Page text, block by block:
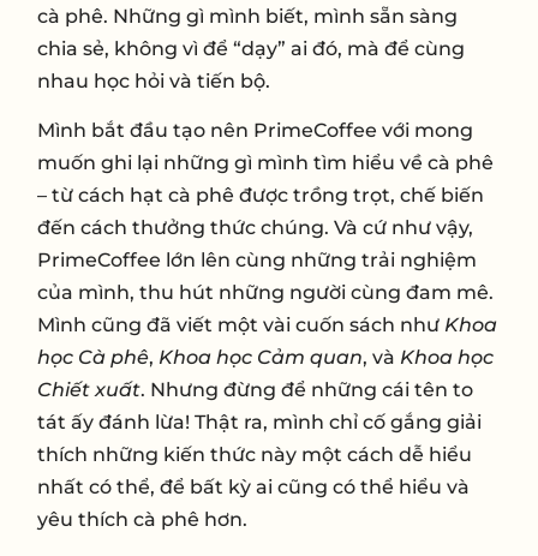
cà phê. Những gì mình biết, mình sẵn sàng
chia sẻ, không vì để “dạy” ai đó, mà để cùng
nhau học hỏi và tiến bộ.
Mình bắt đầu tạo nên PrimeCoffee với mong
muốn ghi lại những gì mình tìm hiểu về cà phê
– từ cách hạt cà phê được trồng trọt, chế biến
đến cách thưởng thức chúng. Và cứ như vậy,
PrimeCoffee lớn lên cùng những trải nghiệm
của mình, thu hút những người cùng đam mê.
Mình cũng đã viết một vài cuốn sách như Khoa
học Cà phê, Khoa học Cảm quan, và Khoa học
Chiết xuất. Nhưng đừng để những cái tên to
tát ấy đánh lừa! Thật ra, mình chỉ cố gắng giải
thích những kiến thức này một cách dễ hiểu
nhất có thể, để bất kỳ ai cũng có thể hiểu và
yêu thích cà phê hơn.